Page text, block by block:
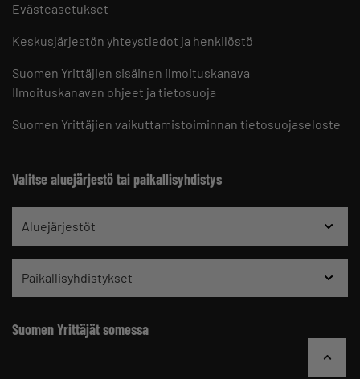
Evästeasetukset
Keskusjärjestön yhteystiedot ja henkilöstö
Suomen Yrittäjien sisäinen ilmoituskanava
Ilmoituskanavan ohjeet ja tietosuoja
Suomen Yrittäjien vaikuttamistoiminnan tietosuojaseloste
Valitse aluejärjestö tai paikallisyhdistys
Aluejärjestöt
Paikallisyhdistykset
Suomen Yrittäjät somessa